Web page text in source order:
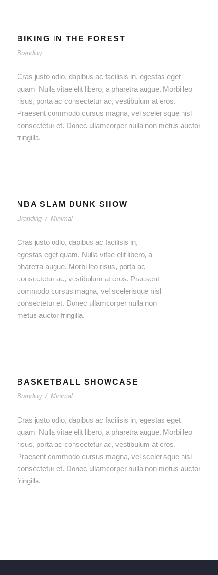
BIKING IN THE FOREST
Branding
Cras justo odio, dapibus ac facilisis in, egestas eget
quam. Nulla vitae elit libero, a pharetra augue. Morbi leo
risus, porta ac consectetur ac, vestibulum at eros.
Praesent commodo cursus magna, vel scelerisque nisl
consectetur et. Donec ullamcorper nulla non metus auctor
fringilla.
NBA SLAM DUNK SHOW
Branding / Minimal
Cras justo odio, dapibus ac facilisis in,
egestas eget quam. Nulla vitae elit libero, a
pharetra augue. Morbi leo risus, porta ac
consectetur ac, vestibulum at eros. Praesent
commodo cursus magna, vel scelerisque nisl
consectetur et. Donec ullamcorper nulla non
metus auctor fringilla.
BASKETBALL SHOWCASE
Branding / Minimal
Cras justo odio, dapibus ac facilisis in, egestas eget
quam. Nulla vitae elit libero, a pharetra augue. Morbi leo
risus, porta ac consectetur ac, vestibulum at eros.
Praesent commodo cursus magna, vel scelerisque nisl
consectetur et. Donec ullamcorper nulla non metus auctor
fringilla.